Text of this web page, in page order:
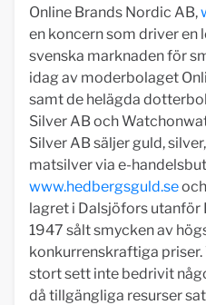
Online Brands Nordic AB,
en koncern som driver en
svenska marknaden för
idag av moderbolaget
samt de helägda
Silver AB och
Silver AB säljer guld,
matsilver via e-
www.hedbergsguld.se
lagret i Dalsjöfors utanför
1947 sålt smycken av
konkurrenskraftiga
stort sett inte bedrivit
då tillgängliga resurser